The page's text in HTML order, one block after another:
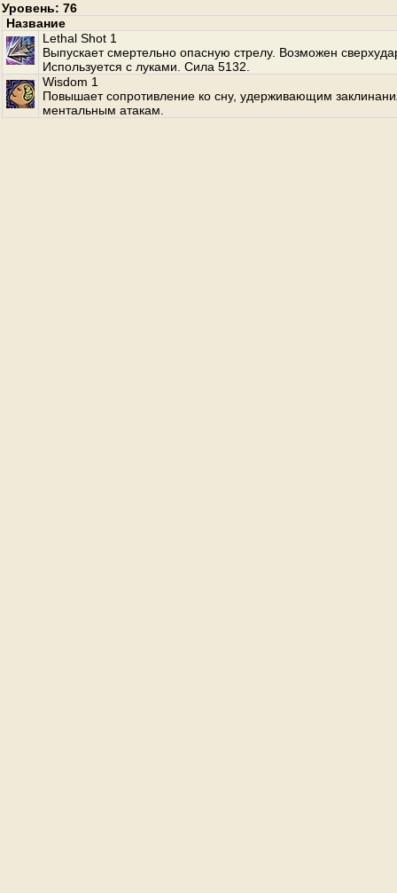
Уровень: 76
Название
Lethal Shot 1
Выпускает смертельно опасную стрелу. Возможен
Используется с луками. Сила 5132.
Wisdom 1
Повышает сопротивление ко сну, удерживающим
ментальным атакам.